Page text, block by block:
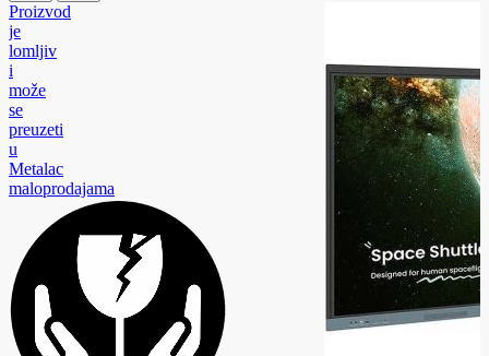
Proizvod
je
lomljiv
i
može
se
preuzeti
u
Metalac
maloprodajama